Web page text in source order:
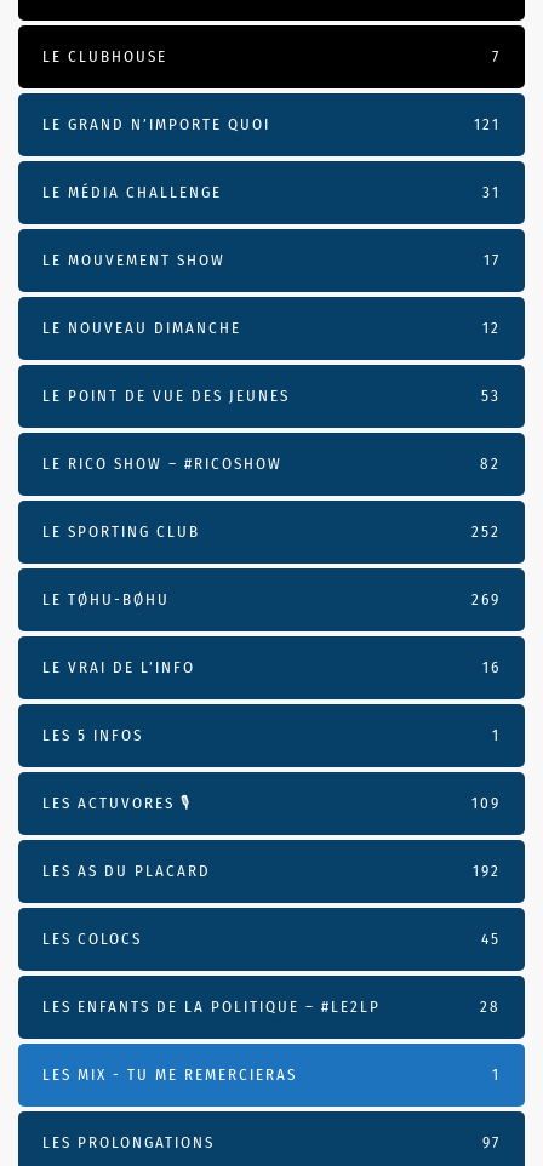
LE CLUBHOUSE 7
LE GRAND N’IMPORTE QUOI 121
LE MÉDIA CHALLENGE 31
LE MOUVEMENT SHOW 17
LE NOUVEAU DIMANCHE 12
LE POINT DE VUE DES JEUNES 53
LE RICO SHOW – #RICOSHOW 82
LE SPORTING CLUB 252
LE TØHU-BØHU 269
LE VRAI DE L’INFO 16
LES 5 INFOS 1
LES ACTUVORES 🎙 109
LES AS DU PLACARD 192
LES COLOCS 45
LES ENFANTS DE LA POLITIQUE – #LE2LP 28
LES MIX - TU ME REMERCIERAS 1
LES PROLONGATIONS 97